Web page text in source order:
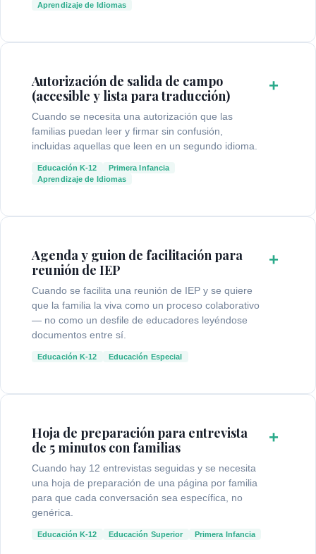
Aprendizaje de Idiomas
Autorización de salida de campo
(accesible y lista para traducción)
Cuando se necesita una autorización que las
familias puedan leer y firmar sin confusión,
incluidas aquellas que leen en un segundo idioma.
Educación K-12
Primera Infancia
Aprendizaje de Idiomas
+
Agenda y guion de facilitación para
reunión de IEP
Cuando se facilita una reunión de IEP y se quiere
que la familia la viva como un proceso colaborativo
— no como un desfile de educadores leyéndose
documentos entre sí.
Educación K-12 Educación Especial
+
Hoja de preparación para entrevista
de 5 minutos con familias
Cuando hay 12 entrevistas seguidas y se necesita
una hoja de preparación de una página por familia
para que cada conversación sea específica, no
genérica.
Educación K-12 Educación Superior Primera Infancia
+